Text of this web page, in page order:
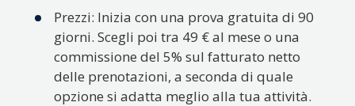
Prezzi: Inizia con una prova gratuita di 90
giorni. Scegli poi tra 49 € al mese o una
commissione del 5% sul fatturato netto
delle prenotazioni, a seconda di quale
opzione si adatta meglio alla tua attività.